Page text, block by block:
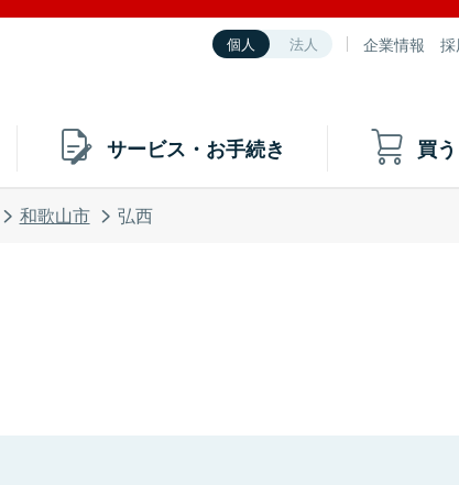
個人 法人 企業情報
サービス・お手続き 買う
和歌山市 弘西